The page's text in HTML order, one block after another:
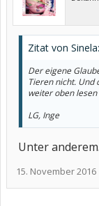
Zitat von Sinela:
Der eigene
Tieren nicht. Und
weiter oben lesen
LG, Inge
Unter
15. November 2016